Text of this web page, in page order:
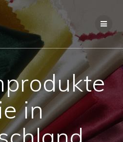
Zum
Inhalt
springen
in